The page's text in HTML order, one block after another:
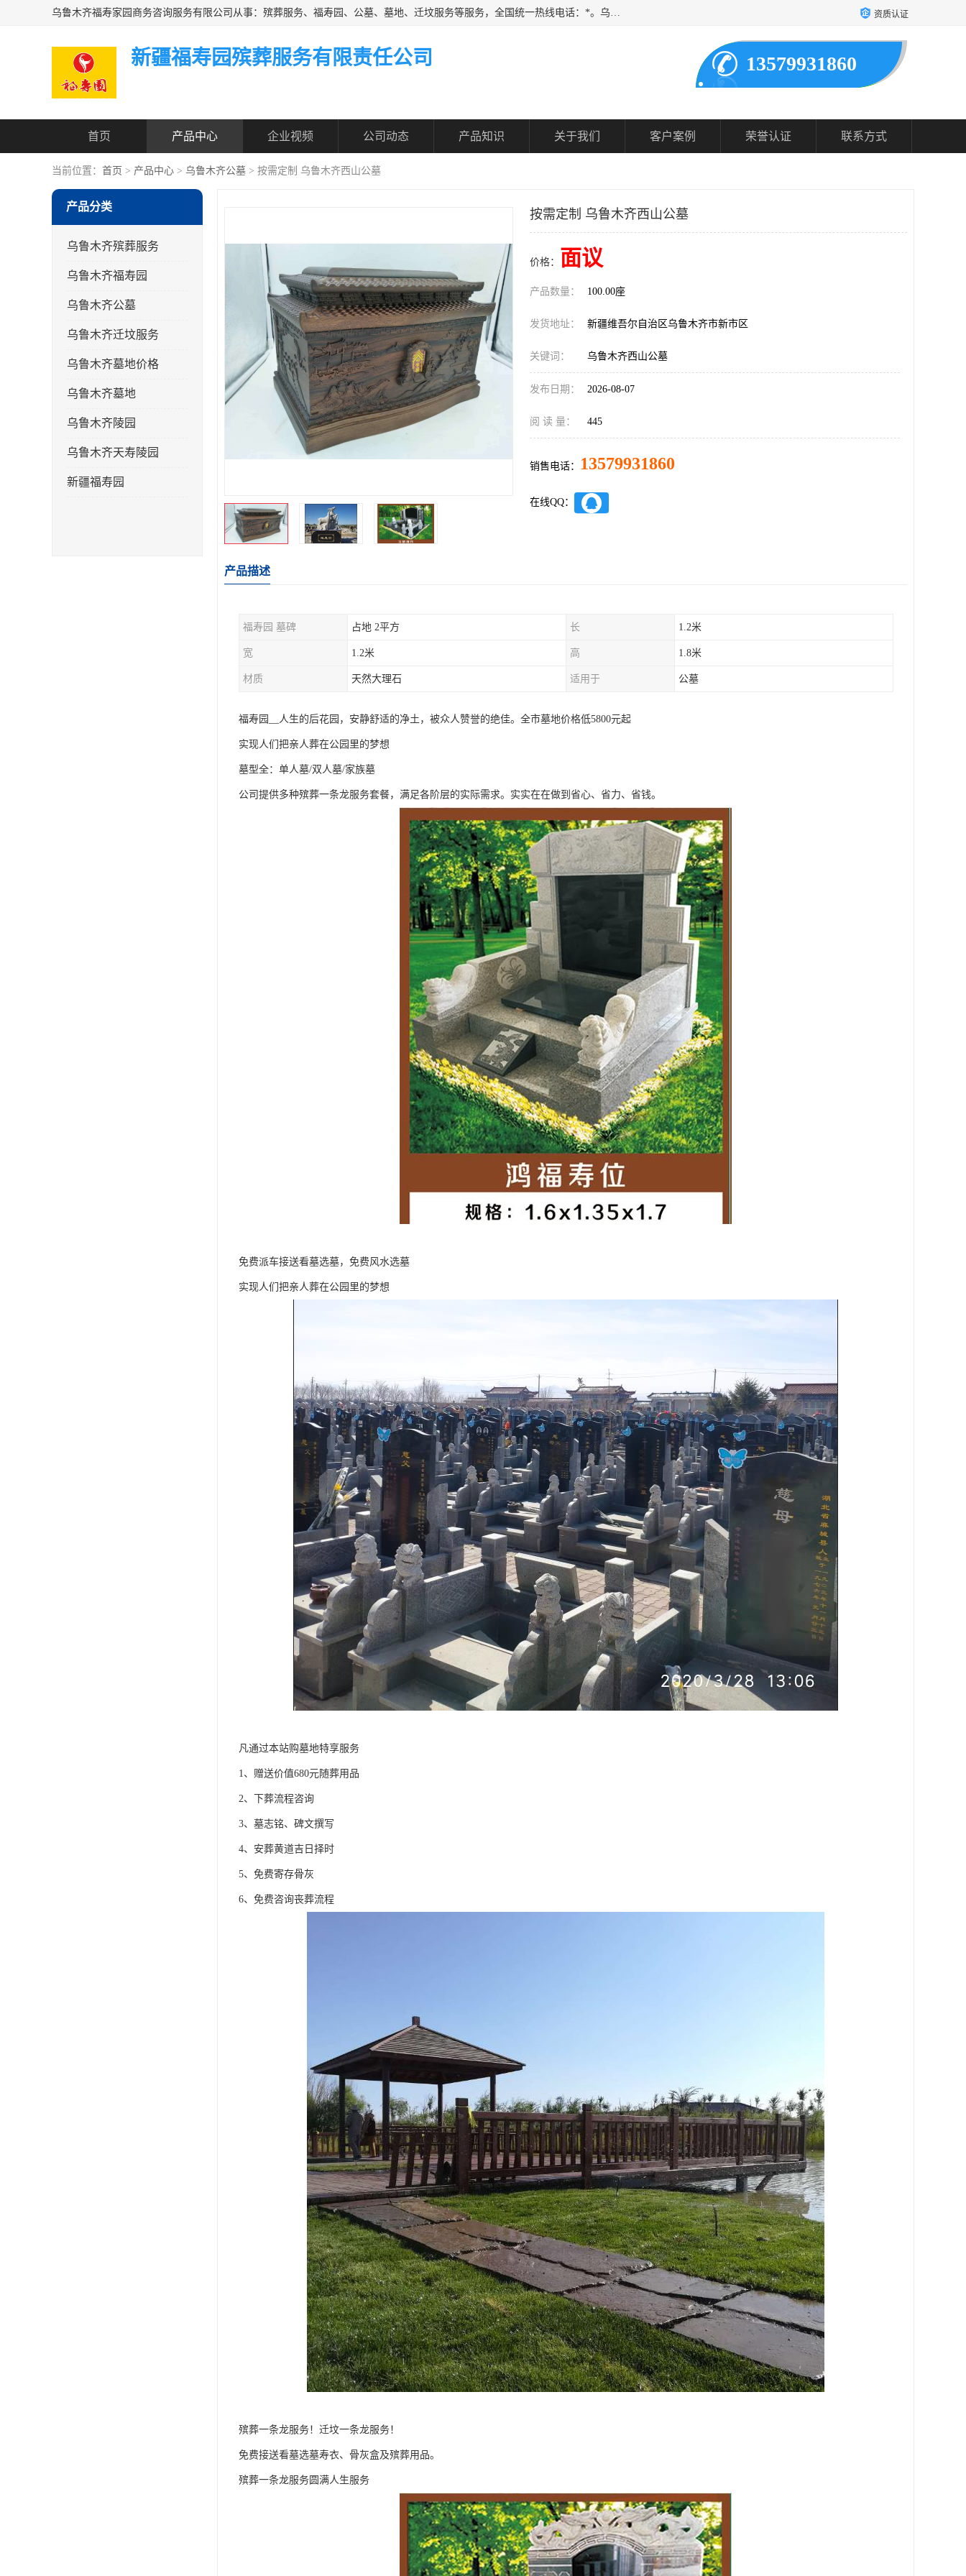
乌鲁木齐福寿家园商务咨询服务有限公司从事：殡葬服务、福寿园、公墓、墓地、迁坟服务等服务，全国统一热线电话：*。乌鲁木齐福寿家园商务咨询服务有限公司提供多种一条龙服务套餐，满足各阶层的实际需求。实实在在做到省心、省力、省钱。 资质认证
新疆福寿园殡葬服务有限责任公司 13579931860
首页 产品中心 企业视频 公司动态 产品知识 关于我们 客户案例 荣誉认证 联系方式
当前位置： 首页 > 产品中心 > 乌鲁木齐公墓 > 按需定制 乌鲁木齐西山公墓
产品分类
乌鲁木齐殡葬服务
乌鲁木齐福寿园
乌鲁木齐公墓
乌鲁木齐迁坟服务
乌鲁木齐墓地价格
乌鲁木齐墓地
乌鲁木齐陵园
乌鲁木齐天寿陵园
新疆福寿园
按需定制 乌鲁木齐西山公墓
价格： 面议
产品数量： 100.00座
发货地址： 新疆维吾尔自治区乌鲁木齐市新市区
关键词： 乌鲁木齐西山公墓
发布日期： 2026-08-07
阅 读 量： 445
销售电话： 13579931860
在线QQ：
产品描述
福寿园 墓碑 占地 2平方 长 1.2米
宽 1.2米 高 1.8米
材质 天然大理石 适用于 公墓
福寿园__人生的后花园，安静舒适的净土，被众人赞誉的绝佳。全市墓地价格低5800元起
实现人们把亲人葬在公园里的梦想
墓型全：单人墓/双人墓/家族墓
公司提供多种殡葬一条龙服务套餐，满足各阶层的实际需求。实实在在做到省心、省力、省钱。
免费派车接送看墓选墓，免费风水选墓
实现人们把亲人葬在公园里的梦想
凡通过本站购墓地特享服务
1、赠送价值680元随葬用品
2、下葬流程咨询
3、墓志铭、碑文撰写
4、安葬黄道吉日择时
5、免费寄存骨灰
6、免费咨询丧葬流程
殡葬一条龙服务！迁坟一条龙服务！
免费接送看墓选墓寿衣、骨灰盒及殡葬用品。
殡葬一条龙服务圆满人生服务